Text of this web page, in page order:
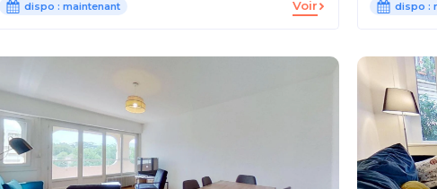
dispo : maintenant Voir
dispo :